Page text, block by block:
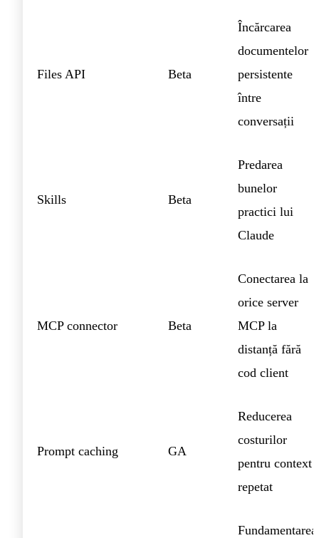
Files API Beta
Încărcarea
documentelor
persistente
între
conversații
Skills Beta
Predarea
bunelor
practici lui
Claude
MCP connector Beta
Conectarea la
orice server
MCP la
distanță fără
cod client
Prompt caching GA
Reducerea
costurilor
pentru context
repetat
Fundamentarea